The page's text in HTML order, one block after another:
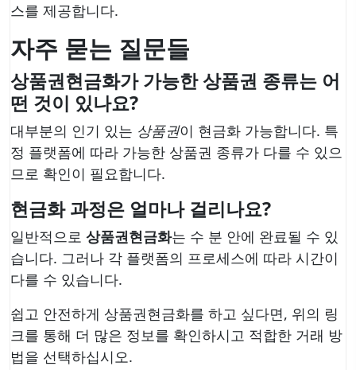
스를 제공합니다.
자주 묻는 질문들
상품권현금화가 가능한 상품권 종류는 어
떤 것이 있나요?
대부분의 인기 있는 상품권이 현금화 가능합니다. 특
정 플랫폼에 따라 가능한 상품권 종류가 다를 수 있으
므로 확인이 필요합니다.
현금화 과정은 얼마나 걸리나요?
일반적으로 상품권현금화는 수 분 안에 완료될 수 있
습니다. 그러나 각 플랫폼의 프로세스에 따라 시간이
다를 수 있습니다.
쉽고 안전하게 상품권현금화를 하고 싶다면, 위의 링
크를 통해 더 많은 정보를 확인하시고 적합한 거래 방
법을 선택하십시오.